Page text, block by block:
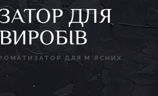
ДЛЯ
ДЛЯ М’ЯСНИХ